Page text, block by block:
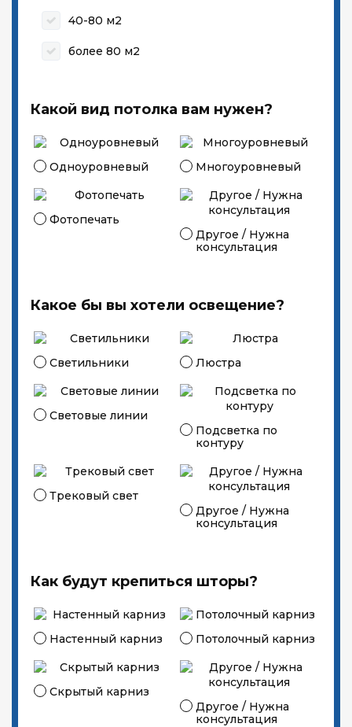
40-80 м2
более 80 м2
Какой вид потолка вам нужен?
Одноуровневый Многоуровневый
Фотопечать
Другое / Нужна
консультация
Какое бы вы хотели освещение?
Светильники Люстра
Световые линии
Подсветка по
контуру
Трековый свет
Другое / Нужна
консультация
Как будут крепиться шторы?
Настенный карниз Потолочный карниз
Скрытый карниз
Другое / Нужна
консультация